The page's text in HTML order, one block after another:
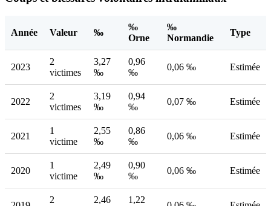
Année Valeur ‰
‰
Orne
‰
Normandie
Type
2023
2
victimes
3,27
‰
0,96
‰
0,06 ‰ Estimée
2022
2
victimes
3,19
‰
0,94
‰
0,07 ‰ Estimée
2021
1
victime
2,55
‰
0,86
‰
0,06 ‰ Estimée
2020
1
victime
2,49
‰
0,90
‰
0,06 ‰ Estimée
2
2,46
1,22